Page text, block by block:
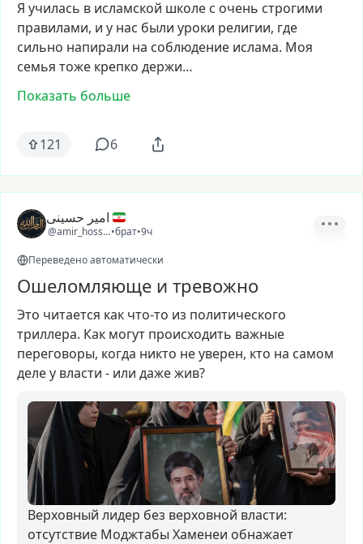
Я училась в исламской школе с очень строгими
правилами, и у нас были уроки религии, где
сильно напирали на соблюдение ислама. Моя
семья тоже крепко держи…
Показать больше
121 6
امیر حسینی
@amir_hosseini4
•брат•9ч
Переведено автоматически
Ошеломляюще и тревожно
Это читается как что-то из политического
триллера. Как могут происходить важные
переговоры, когда никто неуверен, кто на самом
делеу власти - или дажежив?
Верховный лидер без верховной власти:
отсутствие Моджтабы Хаменеи обнажает